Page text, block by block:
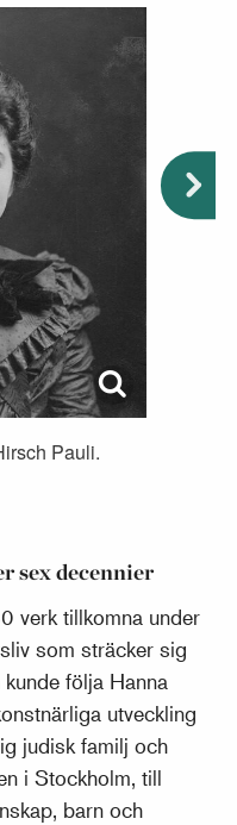
Pauli.
sex decennier
verk tillkomna under
som sträcker sig
följa Hanna
utveckling
judisk familj och
i Stockholm, till
barn och